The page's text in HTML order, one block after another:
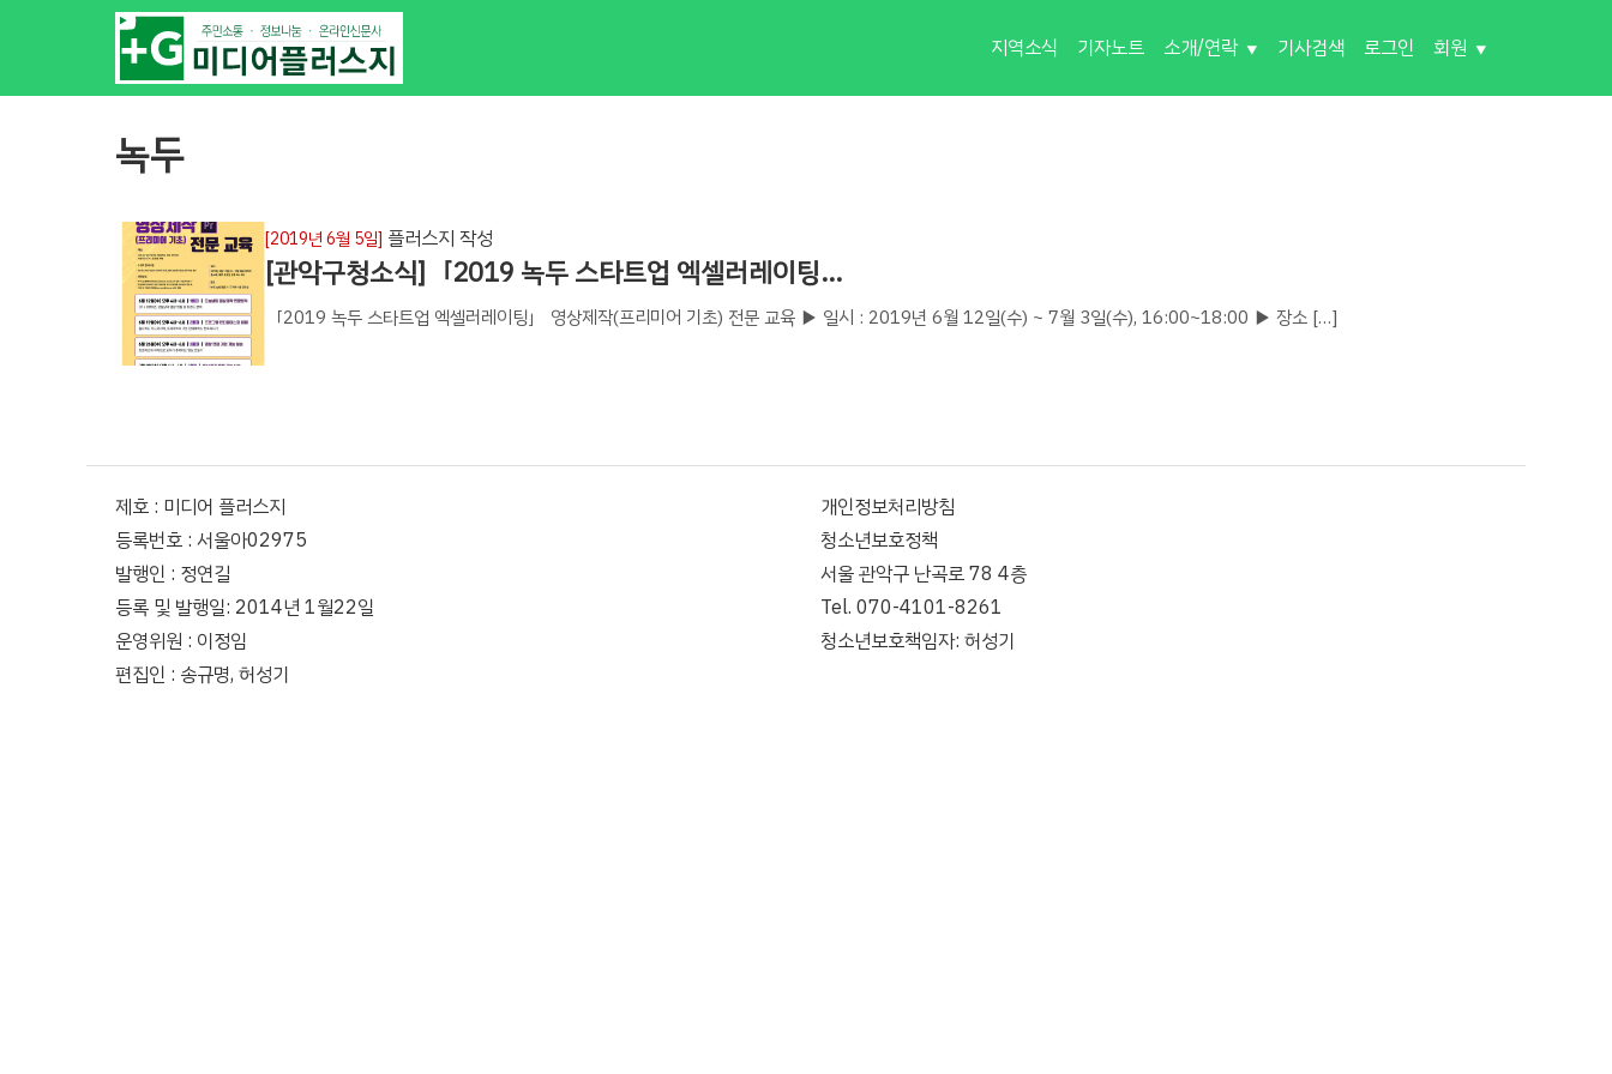
지역소식 기자노트 소개/연락 기사검색 로그인 회원
녹두
[2019년 6월 5일] 플러스지 작성
[관악구청소식]「2019 녹두 스타트업 엑셀러레이팅…
「2019 녹두 스타트업 엑셀러레이팅」 영상제작(프리미어 기초) 전문 교육 ▶ 일시 : 2019년 6월 12일(수) ~ 7월 3일(수), 16:00~18:00 ▶ 장소 […]
제호 : 미디어 플러스지
등록번호 : 서울아02975
발행인 : 정연길
등록 및 발행일: 2014년 1월22일
운영위원 : 이정임
편집인 : 송규명, 허성기
개인정보처리방침
청소년보호정책
서울 관악구 난곡로 78 4층
Tel. 070-4101-8261
청소년보호책임자: 허성기